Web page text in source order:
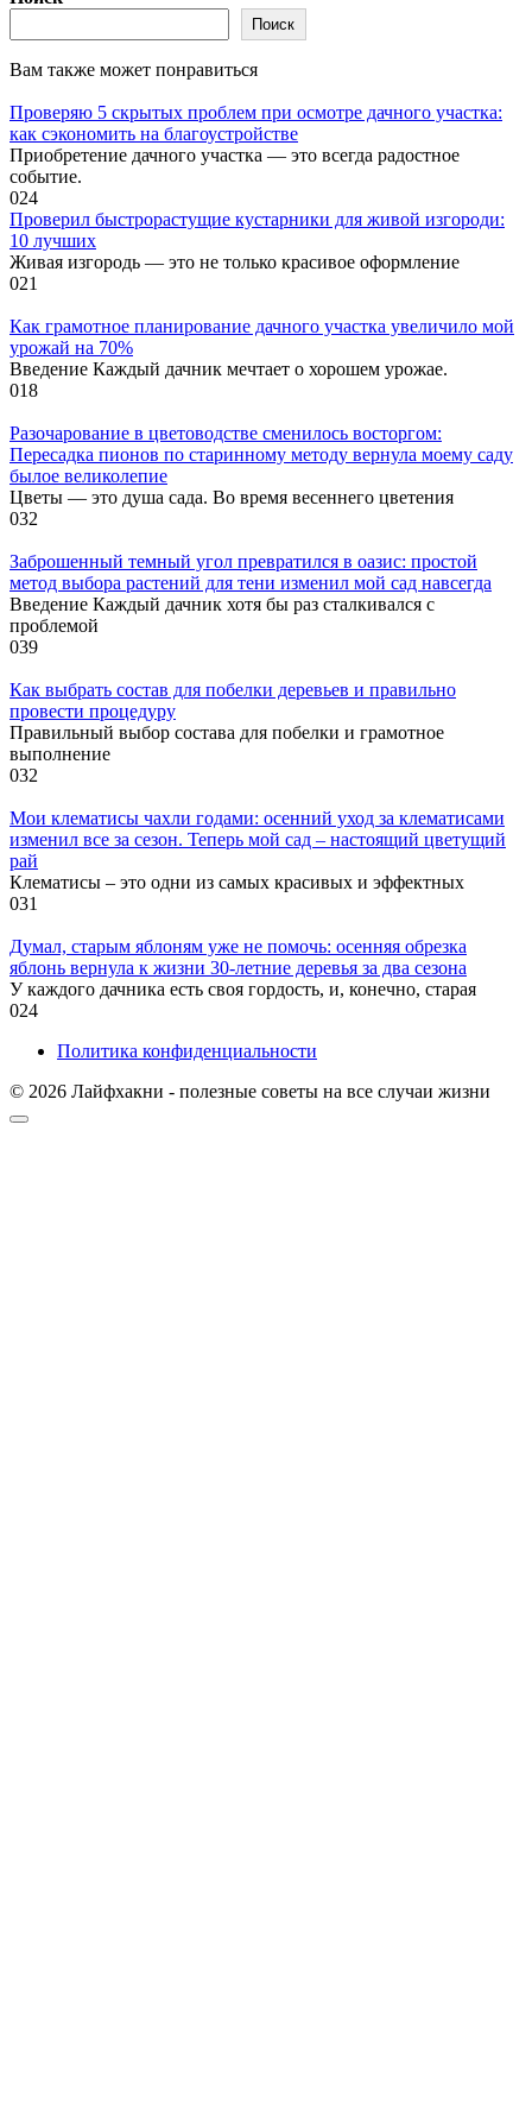
Поиск
Вам также может понравиться
Проверяю 5 скрытых проблем при осмотре дачного участка:
как сэкономить на благоустройстве
Приобретение дачного участка — это всегда радостное
событие.
024
Проверил быстрорастущие кустарники для живой изгороди:
10 лучших
Живая изгородь — это не только красивое оформление
021
Как грамотное планирование дачного участка увеличило мой
урожай на 70%
Введение Каждый дачник мечтает о хорошем урожае.
018
Разочарование в цветоводстве сменилось восторгом:
Пересадка пионов по старинному методу вернула моему саду
былое великолепие
Цветы — это душа сада. Во время весеннего цветения
032
Заброшенный темный угол превратился в оазис: простой
метод выбора растений для тени изменил мой сад навсегда
Введение Каждый дачник хотя бы раз сталкивался с
проблемой
039
Как выбрать состав для побелки деревьев и правильно
провести процедуру
Правильный выбор состава для побелки и грамотное
выполнение
032
Мои клематисы чахли годами: осенний уход за клематисами
изменил все за сезон. Теперь мой сад – настоящий цветущий
рай
Клематисы – это одни из самых красивых и эффектных
031
Думал, старым яблоням уже не помочь: осенняя обрезка
яблонь вернула к жизни 30-летние деревья за два сезона
У каждого дачника есть своя гордость, и, конечно, старая
024
Политика конфиденциальности
© 2026 Лайфхакни - полезные советы на все случаи жизни